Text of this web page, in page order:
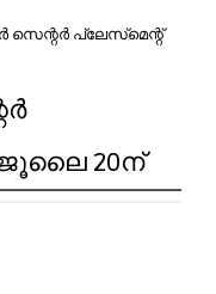
പ്ലേസ്‌മെന്റ്‌
20ന്